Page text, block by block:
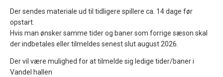
Der sendes materiale ud til tidligere spillere ca. 14 dage før
opstart.
Hvis man ønsker samme tider og baner som forrige sæson skal
der indbetales eller tilmeldes senest slut august 2026.
Der vil være mulighed for at tilmelde sig ledige tider/baner i
Vandel hallen